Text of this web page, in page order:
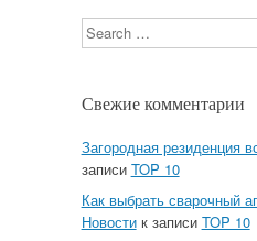
Search
Свежие комментарии
Загородная резиденция
записи TOP 10
Как выбрать сварочный
Новостик записи TOP 10